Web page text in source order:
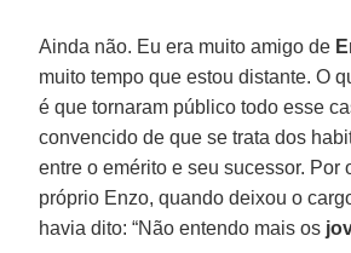
Ainda não. Eu era muito amigo de
muito tempo que estou distante. O
é que tornaram público todo esse
convencido de que se trata dos
entre o emérito e seu sucessor. Por
próprio Enzo, quando deixou o
havia dito: “Não entendo mais os